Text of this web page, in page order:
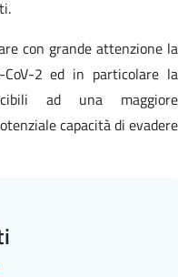
con grande attenzione la
2 ed in particolare la
ad una maggiore
capacità di evadere